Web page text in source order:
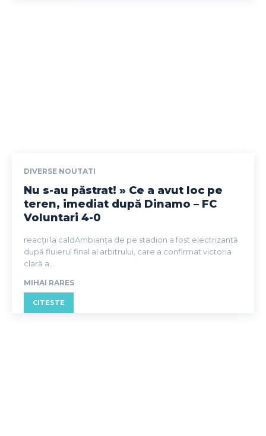
DIVERSE NOUTATI
Nu s-au păstrat! » Ce a avut loc pe
teren, imediat după Dinamo – FC
Voluntari 4-0
reacții la caldAmbianța de pe stadion a fost electrizantă
după fluierul final al arbitrului, care a confirmat victoria
clară a...
MIHAI RARES
CITESTE